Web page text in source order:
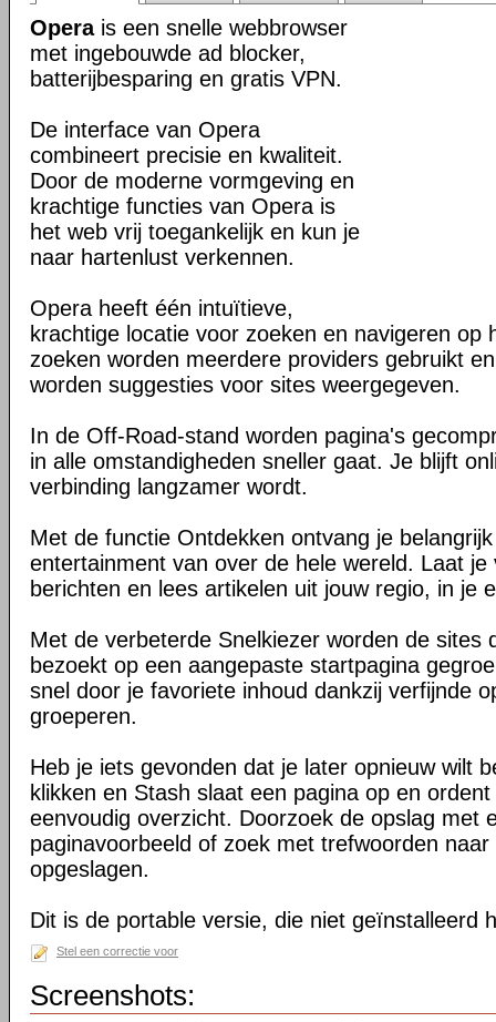
Operais een snelle webbrowser
met ingebouwde ad blocker,
batterijbesparing en gratis VPN.
De interface van Opera
combineert precisie en kwaliteit.
Door de moderne vormgeving en
krachtige functies van Opera is
het web vrij toegankelijk en kun je
naar hartenlust verkennen.
Opera heeft één intuïtieve,
krachtige locatie voor zoeken en navigeren op
zoeken worden meerdere providers gebruikt
worden suggesties voor sites weergegeven.
In de Off-Road-stand worden pagina's
in alle omstandigheden sneller gaat. Je blijft
verbinding langzamer wordt.
Met de functie Ontdekken ontvang je
entertainment van over de hele wereld. Laat je
berichten en lees artikelen uit jouw regio, in je
Met de verbeterde Snelkiezer worden de sites
bezoekt op een aangepaste startpagina
snel door je favoriete inhoud dankzij verfijnde
groeperen.
Heb je iets gevonden dat je later opnieuw wilt
klikken en Stash slaat een pagina op en ordent
eenvoudig overzicht. Doorzoek de opslag met
paginavoorbeeld of zoek met trefwoorden
opgeslagen.
Dit is de portable versie, die niet geïnstalleerd
Stel een correctie voor
Screenshots: